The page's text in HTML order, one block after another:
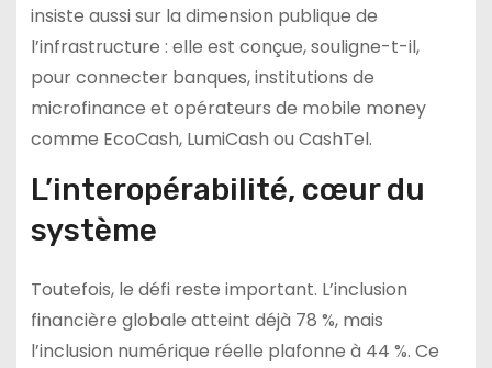
insiste aussi sur la dimension publique de
l’infrastructure : elle est conçue, souligne-t-il,
pour connecter banques, institutions de
microfinance et opérateurs de mobile money
comme EcoCash, LumiCash ou CashTel.
L’interopérabilité, cœur du
système
Toutefois, le défi reste important. L’inclusion
financière globale atteint déjà 78 %, mais
l’inclusion numérique réelle plafonne à 44 %. Ce